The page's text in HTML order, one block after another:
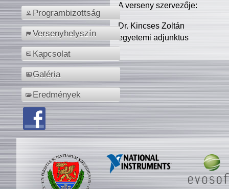
Programbizottság
Versenyhelyszín
Kapcsolat
Galéria
Eredmények
A verseny szervezője:
Dr. Kincses Zoltán
egyetemi adjunktus